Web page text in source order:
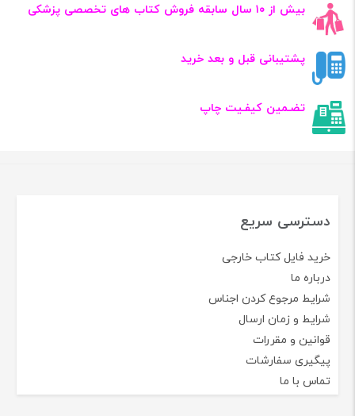
بیش از ۱۰ سال سابقه فروش کتاب‌ های تخصصی پزشکی
پشتیبانی قبل و بعد خرید
تضـمین کیفـیت چاپ
دسترسی سریع
خرید فایل کتاب خارجی
درباره ما
شرایط مرجوع کردن اجناس
شرایط و زمان ارسال
قوانین و مقررات
پیگیری سفارشات
تماس با ما